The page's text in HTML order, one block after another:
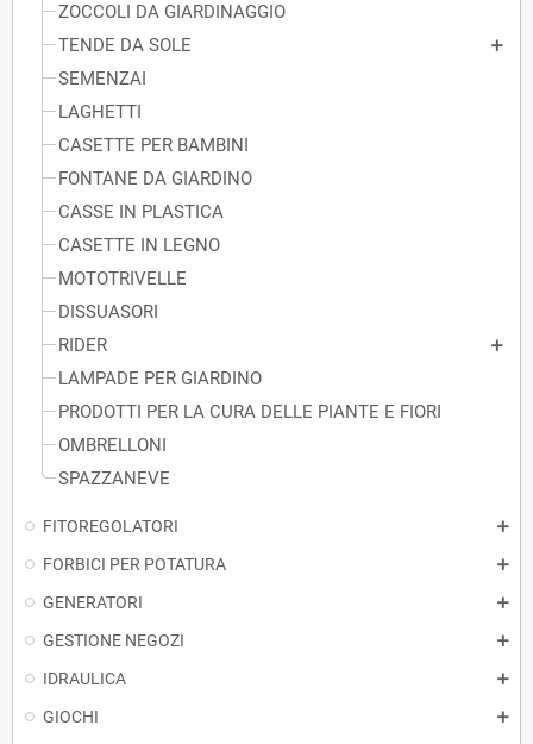
ZOCCOLI DA GIARDINAGGIO
TENDE DA SOLE
SEMENZAI
LAGHETTI
CASETTE PER BAMBINI
FONTANE DA GIARDINO
CASSE IN PLASTICA
CASETTE IN LEGNO
MOTOTRIVELLE
DISSUASORI
RIDER
LAMPADE PER GIARDINO
PRODOTTI PER LA CURA DELLE PIANTE E FIORI
OMBRELLONI
SPAZZANEVE
FITOREGOLATORI
FORBICI PER POTATURA
GENERATORI
GESTIONE NEGOZI
IDRAULICA
GIOCHI